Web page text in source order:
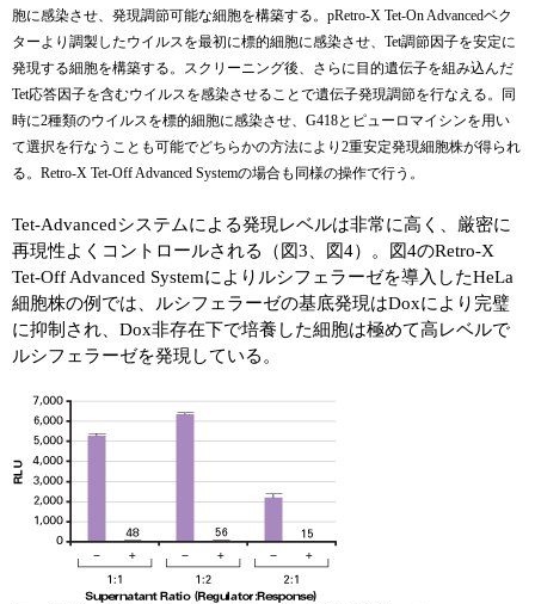
胞に感染させ、発現調節可能な細胞を構築する。pRetro-X Tet-On Advancedベク
ターより調製したウイルスを最初に標的細胞に感染させ、Tet調節因子を安定に
発現する細胞を構築する。スクリーニング後、さらに目的遺伝子を組み込んだ
Tet応答因子を含むウイルスを感染させることで遺伝子発現調節を行なえる。同
時に2種類のウイルスを標的細胞に感染させ、G418とピューロマイシンを用い
て選択を行なうことも可能でどちらかの方法により2重安定発現細胞株が得られ
る。Retro-X Tet-Off Advanced Systemの場合も同様の操作で行う。
Tet-Advancedシステムによる発現レベルは非常に高く、厳密に
再現性よくコントロールされる（図3、図4）。図4のRetro-X
Tet-Off Advanced Systemによりルシフェラーゼを導入したHeLa
細胞株の例では、ルシフェラーゼの基底発現はDoxにより完璧
に抑制され、Dox非存在下で培養した細胞は極めて高レベルで
ルシフェラーゼを発現している。